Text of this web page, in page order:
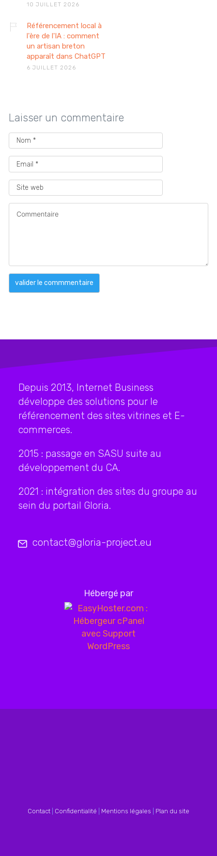
10 JUILLET 2026
Référencement local à
l'ère de l'IA : comment
un artisan breton
apparaît dans ChatGPT
6 JUILLET 2026
Laisser un commentaire
Depuis 2013, Internet Business
développe des solutions pour le
référencement des sites vitrines et E-
commerces.
2015 : passage en SASU suite au
développement du CA.
2021 : intégration des sites du groupe au
sein du portail Gloria.
contact@gloria-project.eu
Hébergé par
Contact Confidentialité Mentions légales Plan du site